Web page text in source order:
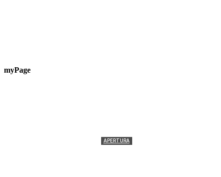
myPage
APERTURA